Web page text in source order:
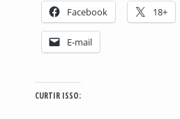
Facebook 18+
E-mail
CURTIR ISSO: